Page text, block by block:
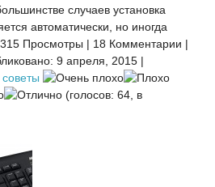
случаев установка
автоматически, но иногда
Просмотры | 18 Комментарии |
9 апреля, 2015 |
(голосов: 64, в